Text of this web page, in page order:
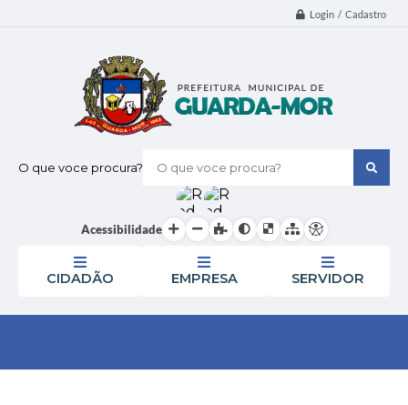
Login / Cadastro
O que voce procura?
Acessibilidade
CIDADÃO EMPRESA SERVIDOR